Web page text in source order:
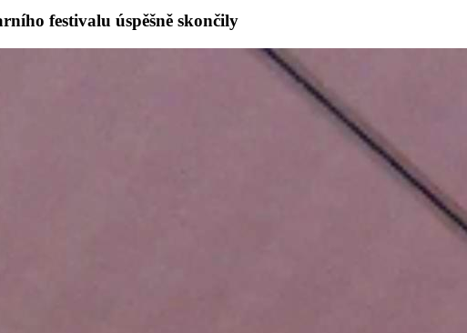
festivalu úspěšně skončily